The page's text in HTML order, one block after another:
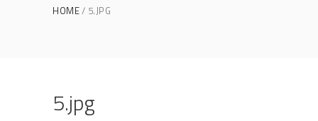
HOME 5.JPG
5.jpg